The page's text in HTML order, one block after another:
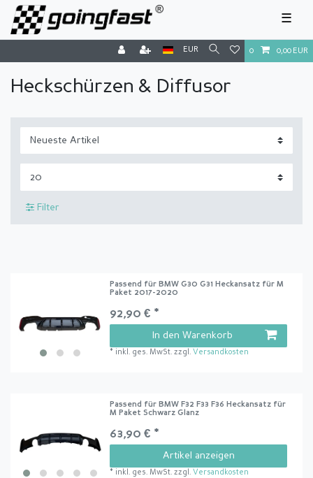
☰
EUR 0 0,00 EUR
Heckschürzen & Diffusor
Filter
Passend für BMW G30 G31 Heckansatz für M
Paket 2017-2020
92,90 € *
In den Warenkorb
* inkl. ges. MwSt. zzgl. Versandkosten
Passend für BMW F32 F33 F36 Heckansatz für
M Paket Schwarz Glanz
63,90 € *
Artikel anzeigen
* inkl. ges. MwSt. zzgl. Versandkosten